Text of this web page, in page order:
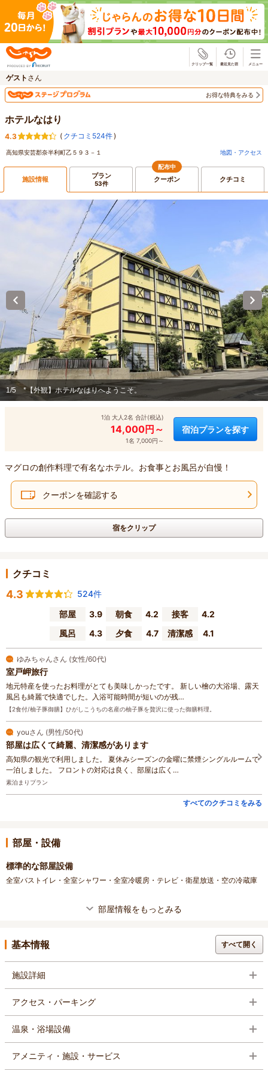
ゲスト さん
お得な特典をみる
ホテルなはり
4.3 ( クチコミ524件)
高知県安芸郡奈半利町乙５９３－１ 地図・アクセス
施設情報 プラン
53件
配布中
クーポン クチコミ
1/5 *【外観】ホテルなはりへようこそ。
1泊 大人2名 合計(税込)
14,000円～
1名 7,000円～
宿泊プランを探す
マグロの創作料理で有名なホテル。お食事とお風呂が自慢！
クーポンを確認する
宿をクリップ
クチコミ
4.3
524件
部屋
3.9 朝食 4.2 接客
4.2
風呂
4.3 夕食 4.7 清潔感 4.1
ゆみちゃんさん (女性/60代)
室戸岬旅行
地元特産を使ったお料理がとても美味しかったです。 新しい檜の大浴場、露天
風呂も綺麗で快適でした。入浴可能時間が短いのが残…
【2食付/柚子豚御膳】ひがしこうちの名産の柚子豚を贅沢に使った御膳料理。
youさん (男性/50代)
部屋は広くて綺麗、清潔感があります
高知県の観光で利用しました。 夏休みシーズンの金曜に禁煙シングルルームで
一泊しました。 フロントの対応は良く、部屋は広く…
素泊まりプラン
すべてのクチコミをみる
部屋・設備
標準的な部屋設備
全室バストイレ・全室シャワー・全室冷暖房・テレビ・衛星放送・空の冷蔵庫
部屋情報をもっとみる
基本情報 すべて開く
施設詳細
アクセス・パーキング
温泉・浴場設備
アメニティ・施設・サービス